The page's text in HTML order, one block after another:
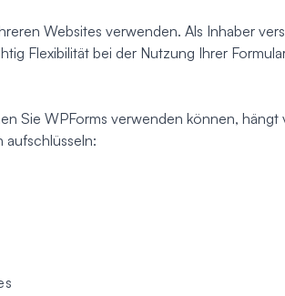
Websites verwenden. Als Inhaber
Flexibilität bei der Nutzung Ihrer
Sie WPForms verwenden können,
aufschlüsseln: